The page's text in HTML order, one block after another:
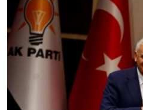
ВСЕ ЗА ДЕНЬ
СПЕЦПРОЕКТИ
ДЕПОРТАЦІЯ
ВІДЕОУРОКИ «ELIFBE»
СВІДЧЕННЯ ОКУПАЦІЇ
ЯК ОБІЙТИ БЛОКУВАННЯ
Qırımtatar